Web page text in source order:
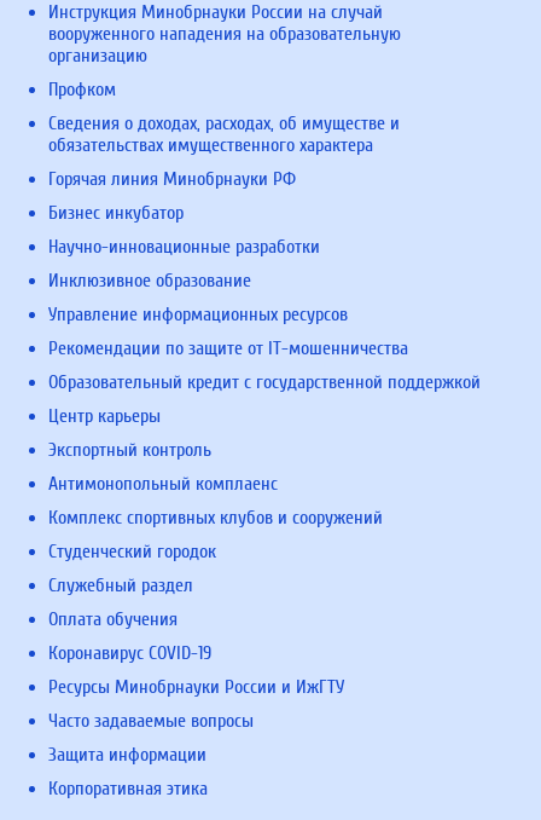
Инструкция Минобрнауки России на случай
вооруженного нападения на образовательную
организацию
Профком
Сведения о доходах, расходах, об имуществе и
обязательствах имущественного характера
Горячая линия Минобрнауки РФ
Бизнес инкубатор
Научно-инновационные разработки
Инклюзивное образование
Управление информационных ресурсов
Рекомендации по защите от IT-мошенничества
Образовательный кредит с государственной поддержкой
Центр карьеры
Экспортный контроль
Антимонопольный комплаенс
Комплекс спортивных клубов и сооружений
Студенческий городок
Служебный раздел
Оплата обучения
Коронавирус COVID-19
Ресурсы Минобрнауки России и ИжГТУ
Часто задаваемые вопросы
Защита информации
Корпоративная этика